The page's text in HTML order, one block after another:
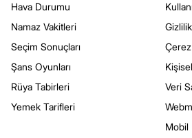
Hava Durumu
Namaz Vakitleri
Seçim Sonuçları
Şans Oyunları
Rüya Tabirleri
Yemek Tarifleri
Çerez
Veri
Mobil